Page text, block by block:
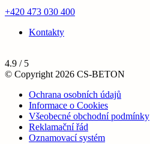
+420 473 030 400
Kontakty
4.9 / 5
© Copyright 2026 CS-BETON
Ochrana osobních údajů
Informace o Cookies
Všeobecné obchodní podmínky
Reklamační řád
Oznamovací systém